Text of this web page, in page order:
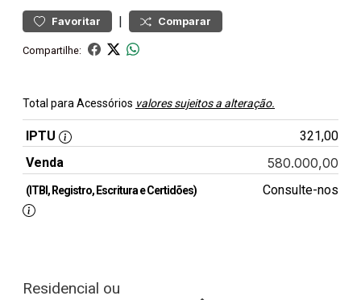
Favoritar | Comparar
Compartilhe:
Total para Acessórios valores sujeitos a alteração.
IPTU
321,00
Venda
580.000,00
(ITBI, Registro, Escritura e Certidões) Consulte-nos
Residencial ou